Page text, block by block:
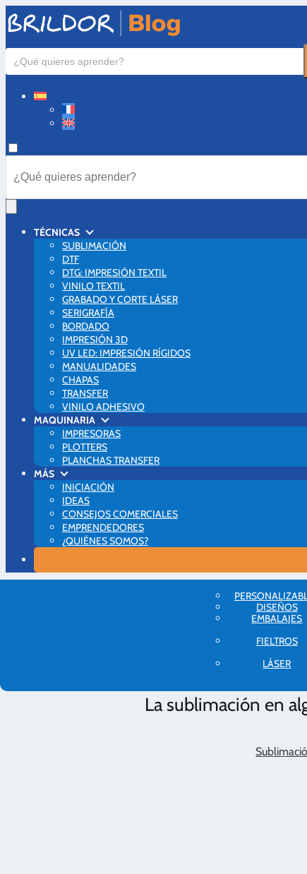
TÉCNICAS
SUBLIMACIÓN
DTF
DTG: IMPRESIÓN TEXTIL
VINILO TEXTIL
GRABADO Y CORTE LÁSER
SERIGRAFÍA
BORDADO
IMPRESIÓN 3D
UV LED: IMPRESIÓN RÍGIDOS
MANUALIDADES
CHAPAS
TRANSFER
VINILO ADHESIVO
MAQUINARIA
IMPRESORAS
PLOTTERS
PLANCHAS TRANSFER
MÁS
INICIACIÓN
IDEAS
CONSEJOS COMERCIALES
EMPRENDEDORES
¿QUIÉNES SOMOS?
DISEÑOS
EMBALAJES
FIELTROS
LÁSER
La sublimación en algodón ya es posible: SubliMagic
La sublimación en